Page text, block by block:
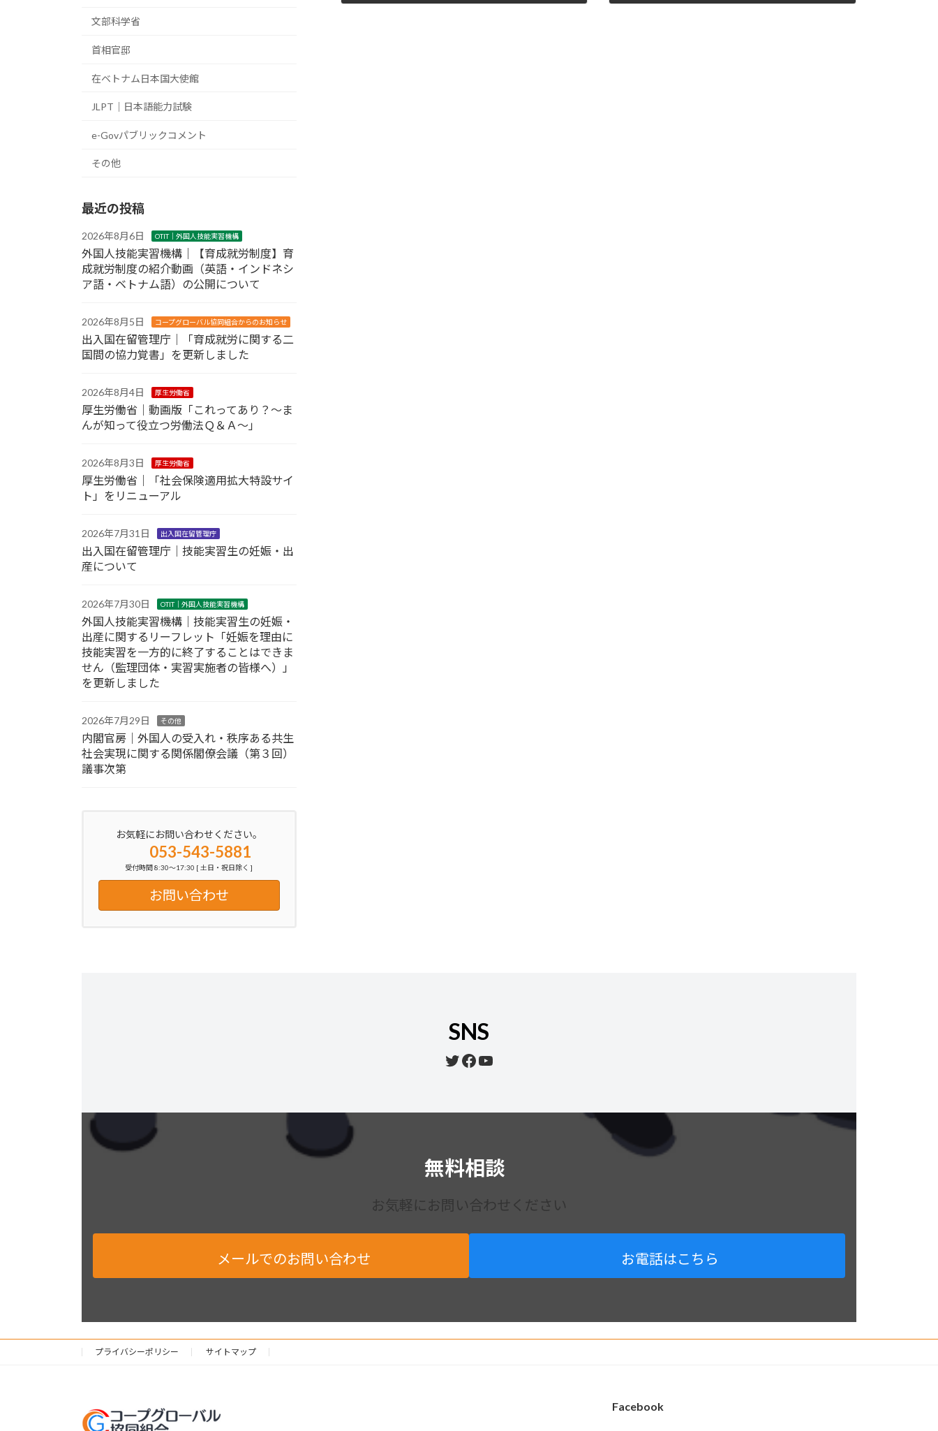
文部科学省
首相官邸
在ベトナム日本国大使館
JLPT｜日本語能力試験
e-Govパブリックコメント
その他
最近の投稿
2026年8月6日 OTIT｜外国人技能実習機構
外国人技能実習機構｜【育成就労制度】育
成就労制度の紹介動画（英語・インドネシ
ア語・ベトナム語）の公開について
2026年8月5日 コープグローバル協同組合からのお知らせ
出入国在留管理庁｜「育成就労に関する二
国間の協力覚書」を更新しました
2026年8月4日 厚生労働省
厚生労働省｜動画版「これってあり？～ま
んが知って役立つ労働法Ｑ＆Ａ～」
2026年8月3日 厚生労働省
厚生労働省｜「社会保険適用拡大特設サイ
ト」をリニューアル
2026年7月31日 出入国在留管理庁
出入国在留管理庁｜技能実習生の妊娠・出
産について
2026年7月30日 OTIT｜外国人技能実習機構
外国人技能実習機構｜技能実習生の妊娠・
出産に関するリーフレット「妊娠を理由に
技能実習を一方的に終了することはできま
せん（監理団体・実習実施者の皆様へ）」
を更新しました
2026年7月29日 その他
内閣官房｜外国人の受入れ・秩序ある共生
社会実現に関する関係閣僚会議（第３回）
議事次第
お気軽にお問い合わせください。
053-543-5881
受付時間 8:30～17:30 [ 土日・祝日除く ]
お問い合わせ
SNS
Twitter
Facebook
YouTube
無料相談
お気軽にお問い合わせください
メールでのお問い合わせ お電話はこちら
プライバシーポリシー サイトマップ
Facebook